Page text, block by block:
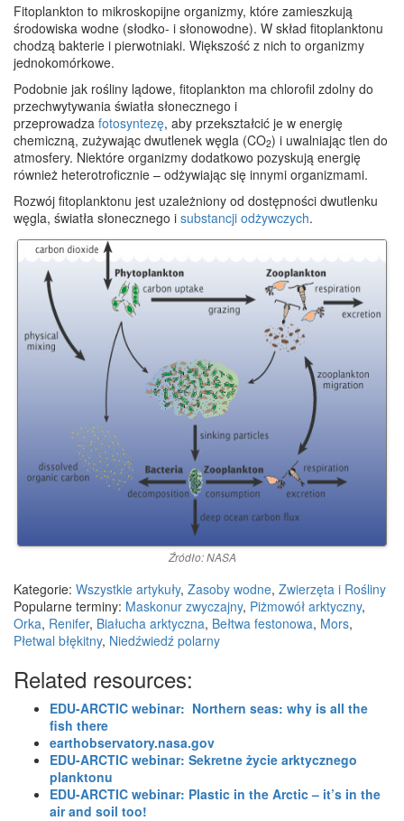
Fitoplankton to mikroskopijne organizmy, które zamieszkują
środowiska wodne (słodko- i słonowodne). W skład fitoplanktonu
chodzą bakterie i pierwotniaki. Większość z nich to organizmy
jednokomórkowe.
Podobnie jak rośliny lądowe, fitoplankton ma chlorofil zdolny do
przechwytywania światła słonecznego i
przeprowadza fotosyntezę, aby przekształcić je w energię
chemiczną, zużywając dwutlenek węgla (CO2) i uwalniając tlen do
atmosfery. Niektóre organizmy dodatkowo pozyskują energię
również heterotroficznie – odżywiając się innymi organizmami.
Rozwój fitoplanktonu jest uzależniony od dostępności dwutlenku
węgla, światła słonecznego i substancji odżywczych.
Źródło: NASA
Kategorie: Wszystkie artykuły, Zasoby wodne, Zwierzęta i Rośliny
Popularne terminy: Maskonur zwyczajny, Piżmowół arktyczny,
Orka, Renifer, Białucha arktyczna, Bełtwa festonowa, Mors,
Płetwal błękitny, Niedźwiedź polarny
Related resources:
EDU-ARCTIC webinar: Northern seas: why is all the
fish there
earthobservatory.nasa.gov
EDU-ARCTIC webinar: Sekretne życie arktycznego
planktonu
EDU-ARCTIC webinar: Plastic in the Arctic – it’s in the
air and soil too!